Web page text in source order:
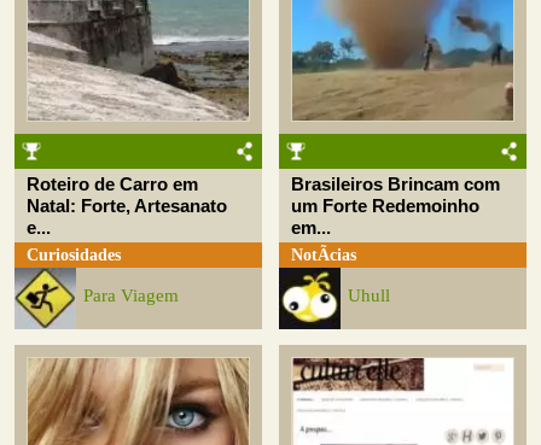
Roteiro de Carro em
Natal: Forte, Artesanato
e...
Curiosidades
Para Viagem
Brasileiros Brincam com
um Forte Redemoinho
em...
NotÃ­cias
Uhull